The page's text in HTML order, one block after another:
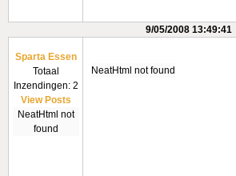
9/05/2008 13:49:41
Sparta Essen
Totaal
Inzendingen: 2
View Posts
NeatHtml not
found
NeatHtml not found